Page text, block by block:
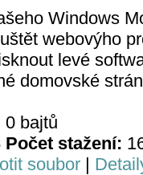
Windows
webovýho
levé
domovské
0 bajtů
Počet stažení:
soubor |